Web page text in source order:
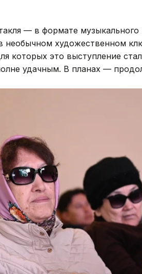
— в формате
необычном художественном
которых это выступление
удачным. В планах —